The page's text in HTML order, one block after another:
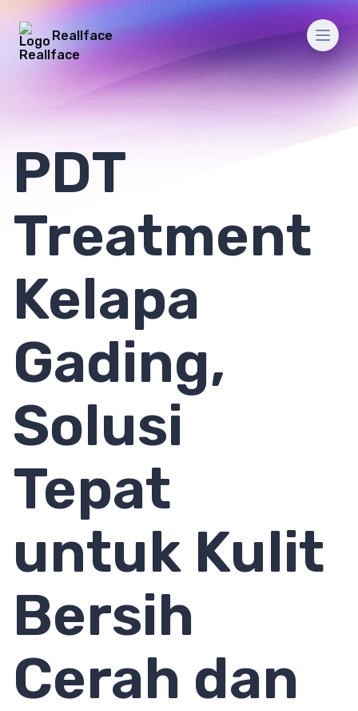
Reallface
PDT
Treatment
Kelapa
Gading,
Solusi
Tepat
untuk Kulit
Bersih
Cerah dan